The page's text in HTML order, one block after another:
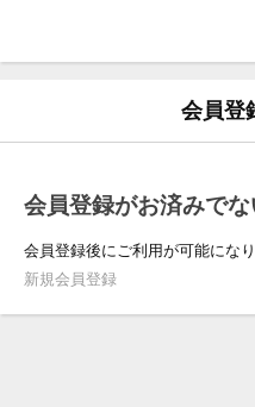
会員登
会員登録がお済みで
会員登録後にご利用が可能になり
新規会員登録